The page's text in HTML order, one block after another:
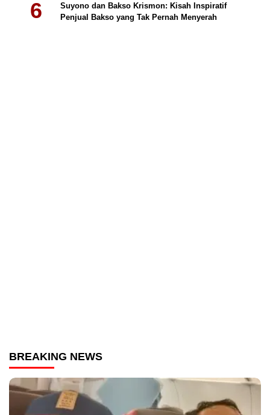
Suyono dan Bakso Krismon: Kisah Inspiratif
Penjual Bakso yang Tak Pernah Menyerah
BREAKING NEWS